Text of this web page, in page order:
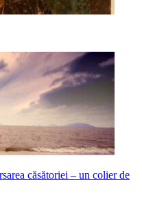
căsătoriei ‒ un colier de